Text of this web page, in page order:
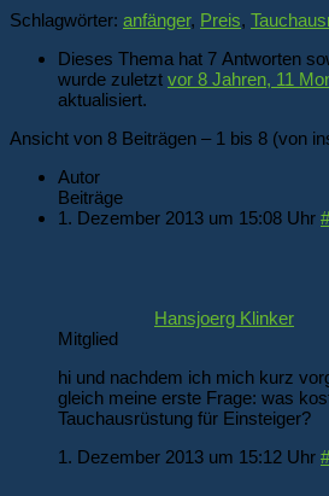
Schlagwörter: anfänger, Preis,
Dieses Thema hat 7 Antworten
wurde zuletzt vor 8 Jahren, 11
aktualisiert.
Ansicht von 8 Beiträgen – 1 bis 8 (von
Autor
Beiträge
1. Dezember 2013 um 15:08 Uhr
Hansjoerg Klinker
Mitglied
hi und nachdem ich mich kurz
gleich meine erste Frage: was
Tauchausrüstung für Einsteiger?
1. Dezember 2013 um 15:12 Uhr